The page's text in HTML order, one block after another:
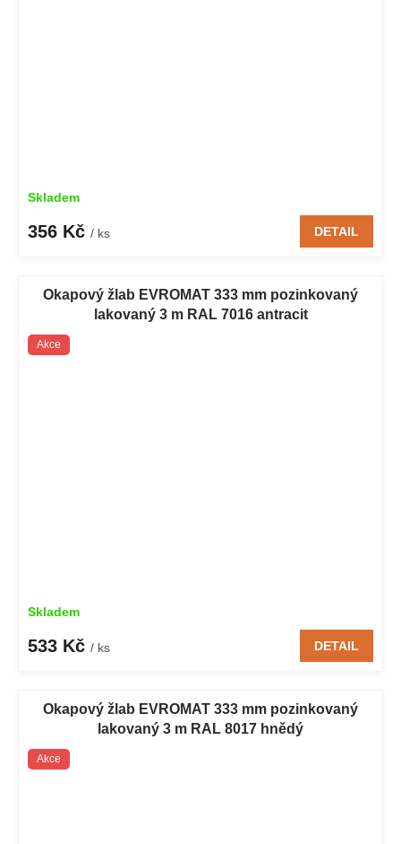
Skladem
356 Kč / ks DETAIL
Okapový žlab EVROMAT 333 mm pozinkovaný
lakovaný 3 m RAL 7016 antracit
Akce
Skladem
533 Kč / ks DETAIL
Okapový žlab EVROMAT 333 mm pozinkovaný
lakovaný 3 m RAL 8017 hnědý
Akce